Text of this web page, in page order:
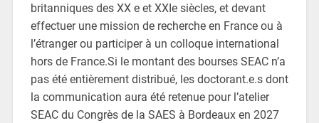
britanniques des XX e et XXIe siècles, et devant
effectuer une mission de recherche en France ou à
l’étranger ou participer à un colloque international
hors de France.Si le montant des bourses SEAC n’a
pas été entièrement distribué, les doctorant.e.s dont
la communication aura été retenue pour l’atelier
SEAC du Congrès de la SAES à Bordeaux en 2027